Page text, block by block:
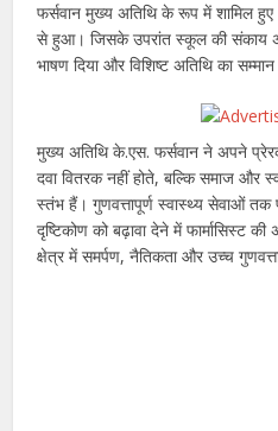
फर्सवान मुख्य अतिथि के रूप में शामिल
से हुआ। जिसके उपरांत स्कूल की संकाय
भाषण दिया और विशिष्ट अतिथि का
मुख्य अतिथि के.एस. फर्सवान ने अपने
दवा वितरक नहीं होते, बल्कि समाज और
स्तंभ हैं। गुणवत्तापूर्ण स्वास्थ्य सेवाओं
दृष्टिकोण को बढ़ावा देने में फार्मासिस्ट
क्षेत्र में समर्पण, नैतिकता और उच्च